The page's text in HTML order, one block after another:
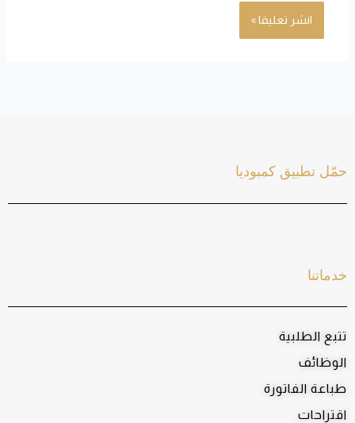
خدماتنا
تتبع الطلبية
الوظائف
طباعة الفاتورة
اقتراحات
حمّل تطبيق كمبوديا